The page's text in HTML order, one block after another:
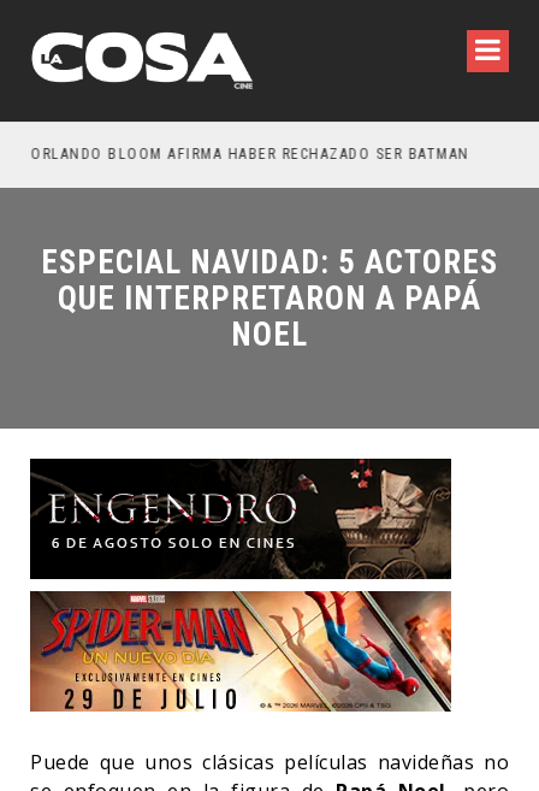
ORLANDO BLOOM AFIRMA HABER RECHAZADO SER BATMAN
ESPECIAL NAVIDAD: 5 ACTORES
QUE INTERPRETARON A PAPÁ
NOEL
Puede que unos clásicas películas navideñas no